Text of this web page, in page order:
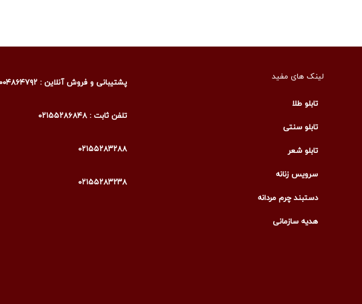
لینک های مفید
تابلو طلا
تابلو سنتی
تابلو شعر
سرویس زنانه
دستبند چرم مردانه
هدیه سازمانی
پشتیبانی و فروش آنلاین : ۰۹۰۰۴۸۶۴۷۹۲
تلفن ثابت : ۰۲۱۵۵۲۸۶۸۴۸
۰۲۱۵۵۲۸۳۲۸۸
۰۲۱۵۵۲۸۳۲۳۸